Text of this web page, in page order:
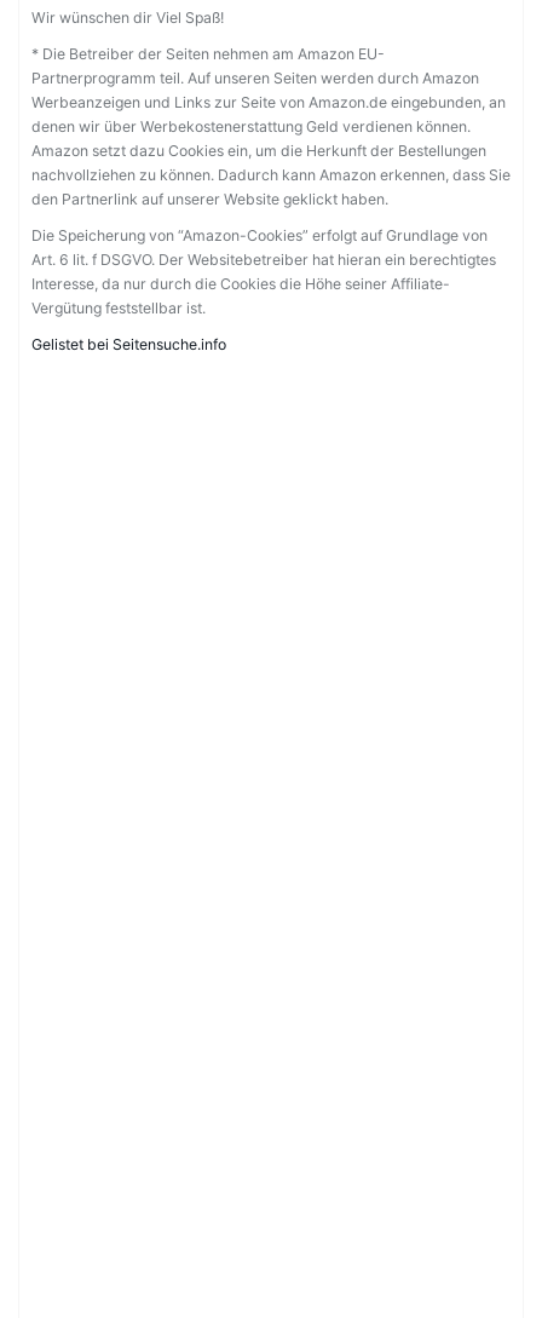
Wir wünschen dir Viel Spaß!
* Die Betreiber der Seiten nehmen am Amazon EU-
Partnerprogramm teil. Auf unseren Seiten werden durch Amazon
Werbeanzeigen und Links zur Seite von Amazon.de eingebunden, an
denen wir über Werbekostenerstattung Geld verdienen können.
Amazon setzt dazu Cookies ein, um die Herkunft der Bestellungen
nachvollziehen zu können. Dadurch kann Amazon erkennen, dass Sie
den Partnerlink auf unserer Website geklickt haben.
Die Speicherung von “Amazon-Cookies” erfolgt auf Grundlage von
Art. 6 lit. f DSGVO. Der Websitebetreiber hat hieran ein berechtigtes
Interesse, da nur durch die Cookies die Höhe seiner Affiliate-
Vergütung feststellbar ist.
Gelistet bei Seitensuche.info